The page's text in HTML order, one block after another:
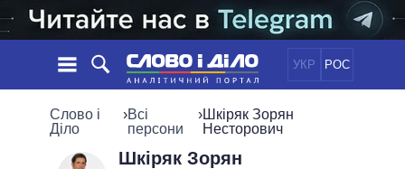
УКР РОС
НОВИНИ
СТРІЧКА
ПОЛІТИКА
ОБIЦЯНКИ
Слово і
Діло
›Всі
персони
›Шкіряк Зорян
Несторович
Шкіряк Зорян